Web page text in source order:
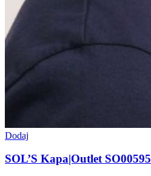
Dodaj
SOL’S Kapa|Outlet SO00595